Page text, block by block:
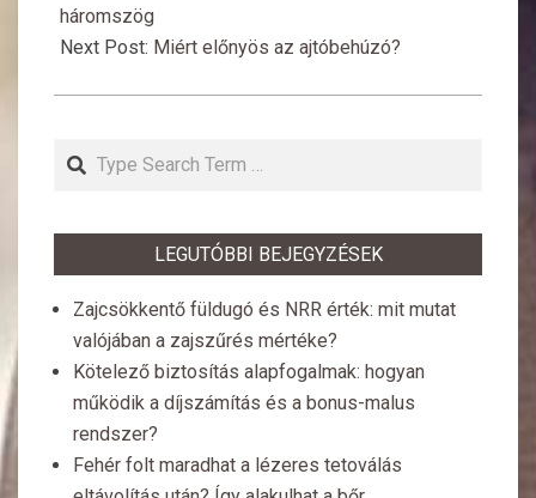
19
háromszög
Next Post: Miért előnyös az ajtóbehúzó?
Search
LEGUTÓBBI BEJEGYZÉSEK
Zajcsökkentő füldugó és NRR érték: mit mutat
valójában a zajszűrés mértéke?
Kötelező biztosítás alapfogalmak: hogyan
működik a díjszámítás és a bonus-malus
rendszer?
Fehér folt maradhat a lézeres tetoválás